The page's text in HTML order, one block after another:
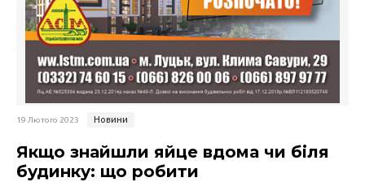
19 Лютого 2023 Новини
Якщо знайшли яйце вдома чи біля
будинку: що робити